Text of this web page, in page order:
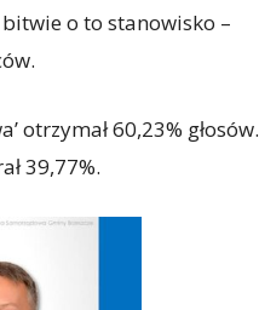
o to stanowisko –
otrzymał 60,23% głosów.
39,77%.